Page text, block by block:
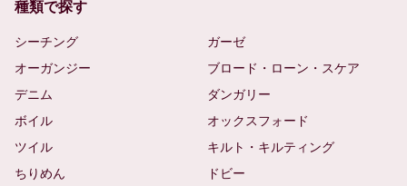
種類で探す
シーチング
ガーゼ
オーガンジー
ブロード・ローン・スケア
デニム
ダンガリー
ボイル
オックスフォード
ツイル
キルト・キルティング
ちりめん
ドビー